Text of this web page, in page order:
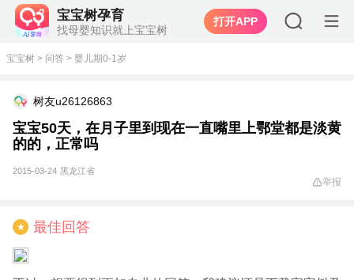
宝宝树孕育
找母婴知识就上宝宝树
打开APP
宝宝树 > 问答 > 婴儿期0-1岁
树友u26126863
宝宝50天，在月子里到现在一直嘴里上鄂堂都是淡黄
的的，正常吗
2015-03-24 黑龙江省
举报
★ 最佳回答